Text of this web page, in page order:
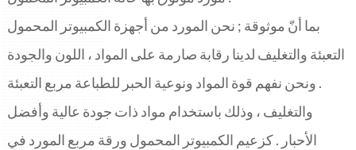
بما أنّ موثوقة ; نحن المورد من أجهزة الكمبيوتر المحمول
التعبئة والتغليف لدينا رقابة صارمة على المواد ، اللون والجودة
. ونحن نفهم قوة المواد ونوعية الحبر للطباعة مربع التعبئة
والتغليف ، وذلك باستخدام مواد ذات جودة عالية وأفضل
الأحبار . كزعيم الكمبيوتر المحمول ورقة مربع المورد في